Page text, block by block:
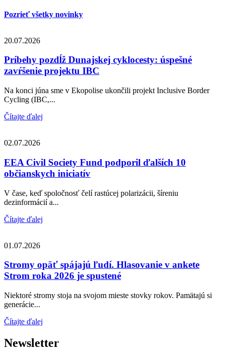
Pozrieť všetky novinky
20.07.2026
Príbehy pozdĺž Dunajskej cyklocesty: úspešné
zavŕšenie projektu IBC
Na konci júna sme v Ekopolise ukončili projekt Inclusive Border
Cycling (IBC,...
Čítajte ďalej
02.07.2026
EEA Civil Society Fund podporil ďalších 10
občianskych iniciatív
V čase, keď spoločnosť čelí rastúcej polarizácii, šíreniu
dezinformácií a...
Čítajte ďalej
01.07.2026
Stromy opäť spájajú ľudí. Hlasovanie v ankete
Strom roka 2026 je spustené
Niektoré stromy stoja na svojom mieste stovky rokov. Pamätajú si
generácie...
Čítajte ďalej
Newsletter